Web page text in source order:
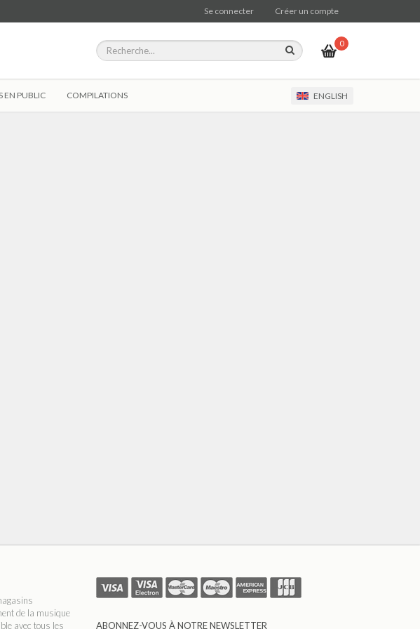
Se connecter Créer un compte
0
EN PUBLIC COMPILATIONS ENGLISH
de la musique
avec tous les
ABONNEZ-VOUS À NOTRE NEWSLETTER